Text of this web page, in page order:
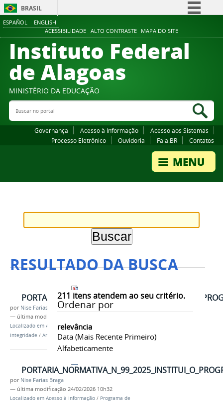
ESPAÑOL ENGLISH
ACESSIBILIDADE ALTO CONTRASTE MAPA DO SITE
BRASIL
Comunica BR
Participe
Canais
Instituto Federal
de Alagoas
MINISTÉRIO DA EDUCAÇÃO
Buscar no portal
Governança Acesso à Informação
Acesso aos Sistemas
Processo Eletrônico
Ouvidoria Fala.BR Contatos
RESULTADO DA BUSCA
211 itens atendem ao seu critério.
Ordenar por
relevância
Data (mais Recente Primeiro)
Alfabeticamente
por Nise Farias Braga
— última modificação
Localizado em Acesso à Informação
Integridade / Arquivos
por Nise Farias Braga
— última modificação 24/02/2026 10h32
Localizado em Acesso à Informação / Programa de